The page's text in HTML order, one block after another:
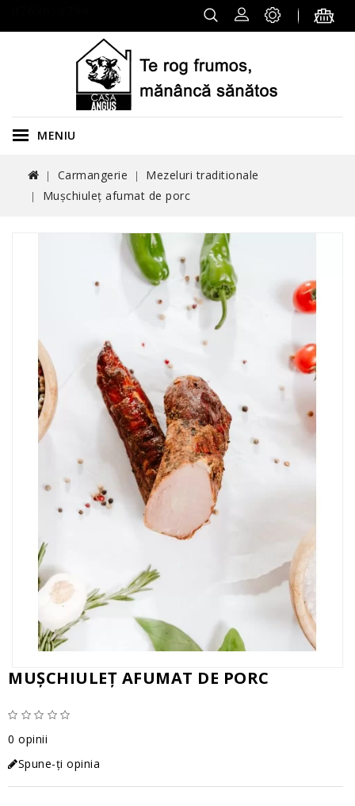
MENIU
Carmangerie
Mezeluri traditionale
Mușchiuleţ afumat de porc
MUȘCHIULEŢ AFUMAT DE PORC
0 opinii
Spune-ţi opinia